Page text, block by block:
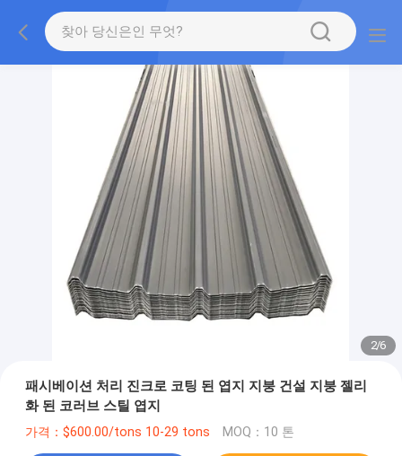
2/6
패시베이션 처리 진크로 코팅 된 엽지 지붕 건설 지붕 젤리
화 된 코러브 스틸 엽지
가격：$600.00/tons 10-29 tons MOQ：10 톤